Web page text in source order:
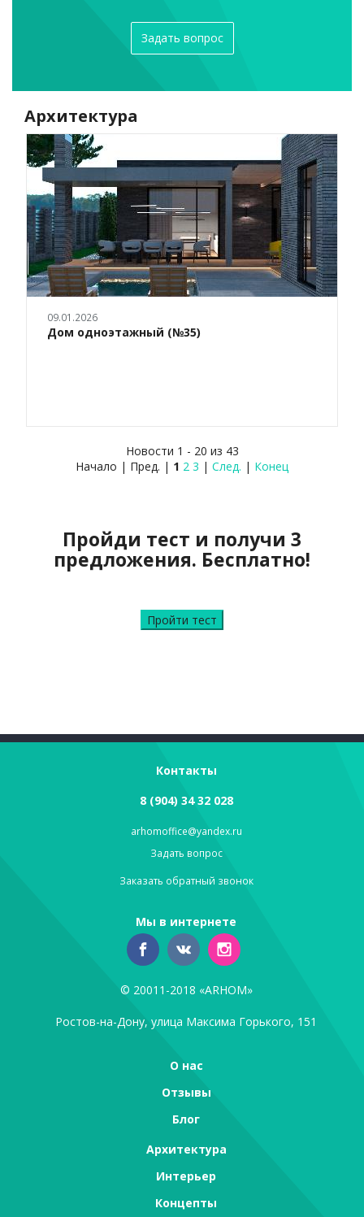
Задать вопрос
Архитектура
09.01.2026
Дом одноэтажный (№35)
Новости 1 - 20 из 43
Начало | Пред. | 1 2 3 | След. | Конец
Пройди тест и получи 3
предложения. Бесплатно!
Пройти тест
Контакты
8 (904) 34 32 028
arhomoffice@yandex.ru
Задать вопрос
Заказать обратный звонок
Мы в интернете
© 20011-2018 «ARHOM»
Ростов-на-Дону, улица Максима Горького, 151
О нас
Отзывы
Блог
Архитектура
Интерьер
Концепты